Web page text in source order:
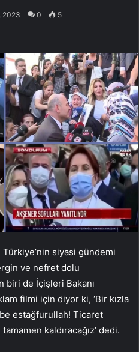
2023 0 5
siyasi gündemi
ve nefret dolu
biri de İçişleri Bakanı
filmi için diyor ki, ‘Bir kızla
estağfurullah! Ticaret
kaldıracağız’ dedi.